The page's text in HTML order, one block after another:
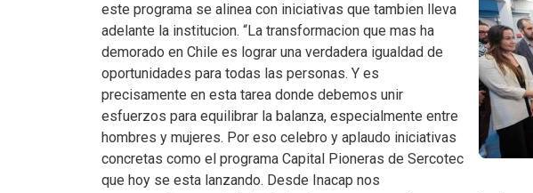
este programa se alinea con iniciativas que tambien lleva
adelante la institucion. “La transformacion que mas ha
demorado en Chile es lograr una verdadera igualdad de
oportunidades para todas las personas. Y es
precisamente en esta tarea donde debemos unir
esfuerzos para equilibrar la balanza, especialmente entre
hombres y mujeres. Por eso celebro y aplaudo iniciativas
concretas como el programa Capital Pioneras de Sercotec
que hoy se esta lanzando. Desde Inacap nos